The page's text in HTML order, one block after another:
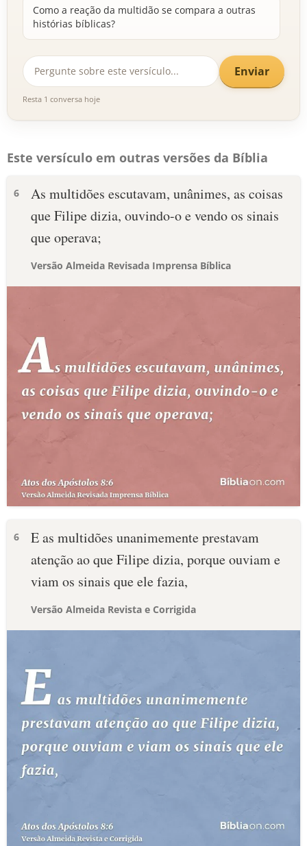
Como a reação da multidão se compara a outras
histórias bíblicas?
Enviar
Resta 1 conversa hoje
Este versículo em outras versões da Bíblia
6
As multidões escutavam, unânimes, as coisas
que Filipe dizia, ouvindo-o e vendo os sinais
que operava;
Versão Almeida Revisada Imprensa Bíblica
6
E as multidões unanimemente prestavam
atenção ao que Filipe dizia, porque ouviam e
viam os sinais que ele fazia,
Versão Almeida Revista e Corrigida